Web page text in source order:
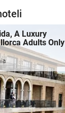
A Luxury
Adults Only